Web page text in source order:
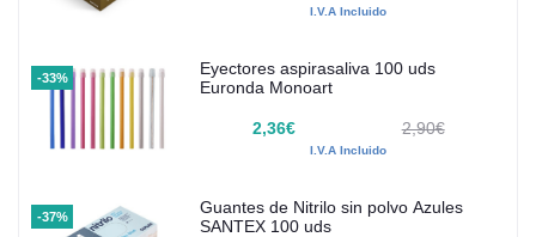
I.V.A Incluido
-33%
Eyectores aspirasaliva 100 uds
Euronda Monoart
2,36€ 2,90€
I.V.A Incluido
-37%
Guantes de Nitrilo sin polvo Azules
SANTEX 100 uds